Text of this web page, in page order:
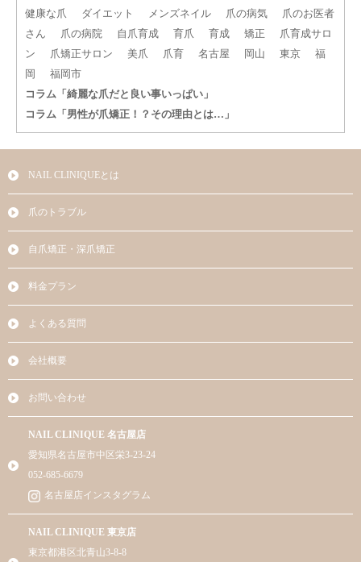
健康な爪
ダイエット メンズネイル 爪の病気
爪のお医者
さん
爪の病院 自爪育成 育爪 育成 矯正
爪育成サロ
ン
爪矯正サロン 美爪 爪育 名古屋 岡山 東京
福
岡
福岡市
コラム「綺麗な爪だと良い事いっぱい」
コラム「男性が爪矯正！？その理由とは…」
NAIL CLINIQUEとは
爪のトラブル
自爪矯正・深爪矯正
料金プラン
よくある質問
会社概要
お問い合わせ
NAIL CLINIQUE 名古屋店
愛知県名古屋市中区栄3-23-24
052-685-6679
名古屋店インスタグラム
NAIL CLINIQUE 東京店
東京都港区北青山3-8-8